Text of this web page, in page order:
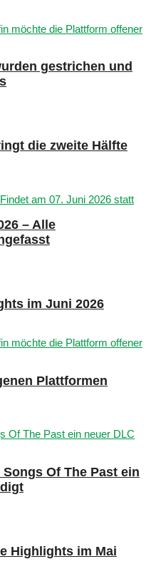
gestrichen und
die zweite Hälfte
– Alle
im Juni 2026
Plattformen
Of The Past ein
Highlights im Mai